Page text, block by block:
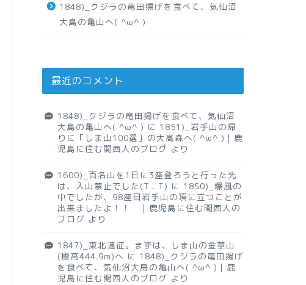
1848)_クジラの竜田揚げを食べて、気仙沼
大島の亀山へ( ^ω^ )
最近のコメント
1848)_クジラの竜田揚げを食べて、気仙沼
大島の亀山へ( ^ω^ ) に 1851)_岩手山の帰
りに「しま山100選」の大高森へ( ^ω^ )｜鹿
児島に住む関西人のブログ より
1600)_百名山を1日に3座登ろうと行った先
は、入山禁止でした(T . T) に 1850)_爆風の
中でしたが、98座目岩手山の頂に立つことが
出来ましたよ！！ ｜鹿児島に住む関西人の
ブログ より
1847)_東北遠征。まずは、しま山の金華山
(標高444.9m)へ に 1848)_クジラの竜田揚げ
を食べて、気仙沼大島の亀山へ( ^ω^ )｜鹿
児島に住む関西人のブログ より